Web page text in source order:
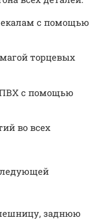
с помощью
торцевых
с помощью
во всех
заднюю